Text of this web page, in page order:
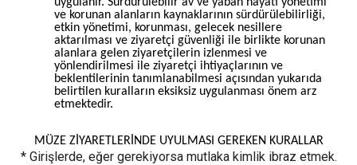
ve korunan alanların kaynaklarının sürdürülebilirliği,
etkin yönetimi, korunması, gelecek nesillere
aktarılması ve ziyaretçi güvenliği ile birlikte korunan
alanlara gelen ziyaretçilerin izlenmesi ve
yönlendirilmesi ile ziyaretçi ihtiyaçlarının ve
beklentilerinin tanımlanabilmesi açısından yukarıda
belirtilen kuralların eksiksiz uygulanması önem arz
etmektedir.
MÜZE ZİYARETLERİNDE UYULMASI GEREKEN KURALLAR
* Girişlerde, eğer gerekiyorsa mutlaka kimlik ibraz etmek.